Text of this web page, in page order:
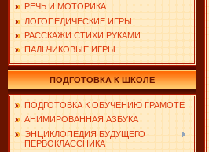
РЕЧЬ И МОТОРИКА
ЛОГОПЕДИЧЕСКИЕ ИГРЫ
РАССКАЖИ СТИХИ РУКАМИ
ПАЛЬЧИКОВЫЕ ИГРЫ
ПОДГОТОВКА К ШКОЛЕ
ПОДГОТОВКА К ОБУЧЕНИЮ ГРАМОТЕ
АНИМИРОВАННАЯ АЗБУКА
ЭНЦИКЛОПЕДИЯ БУДУЩЕГО
ПЕРВОКЛАССНИКА